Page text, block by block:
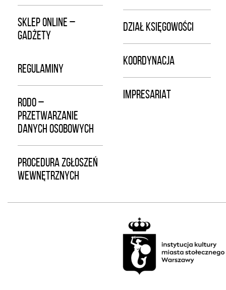
SKLEP ONLINE –
GADŻETY
REGULAMINY
RODO –
PRZETWARZANIE
DANYCH OSOBOWYCH
PROCEDURA ZGŁOSZEŃ
WEWNĘTRZNYCH
DZIAŁ KSIĘGOWOŚCI
KOORDYNACJA
IMPRESARIAT